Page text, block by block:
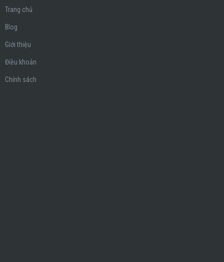
Trang chủ
Blog
Giới thiệu
Điều khoản
Chính sách